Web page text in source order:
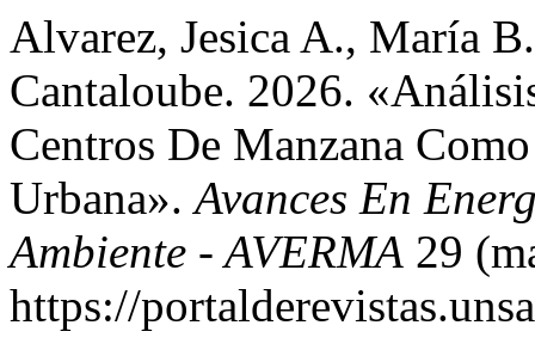
Alvarez, Jesica A., María
Cantaloube. 2026.
Centros De Manzana
Urbana».Avances En
Ambiente - AVERMA 29
https://